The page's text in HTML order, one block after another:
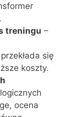
treningu –
się
koszty.
ocena